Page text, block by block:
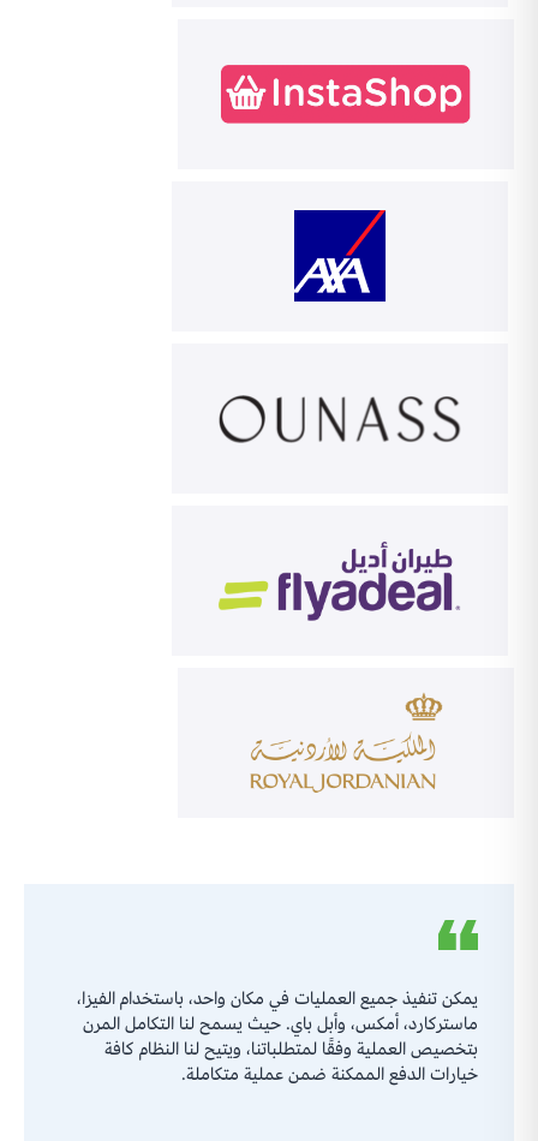
يمكن تنفيذ جميع العمليات في مكان واحد، باستخدام الفيزا،
ماستركارد، أمكس، وأبل باي. حيث يسمح لنا التكامل المرن
بتخصيص العملية وفقًا لمتطلباتنا، ويتيح لنا النظام كافة
خيارات الدفع الممكنة ضمن عملية متكاملة.